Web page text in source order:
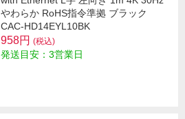
やわらか RoHS指令準拠 ブラック
CAC-HD14EYL10BK
958円 (税込)
発送目安：3営業日